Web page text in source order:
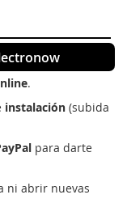
.
instalación (subida
para darte
ni abrir nuevas